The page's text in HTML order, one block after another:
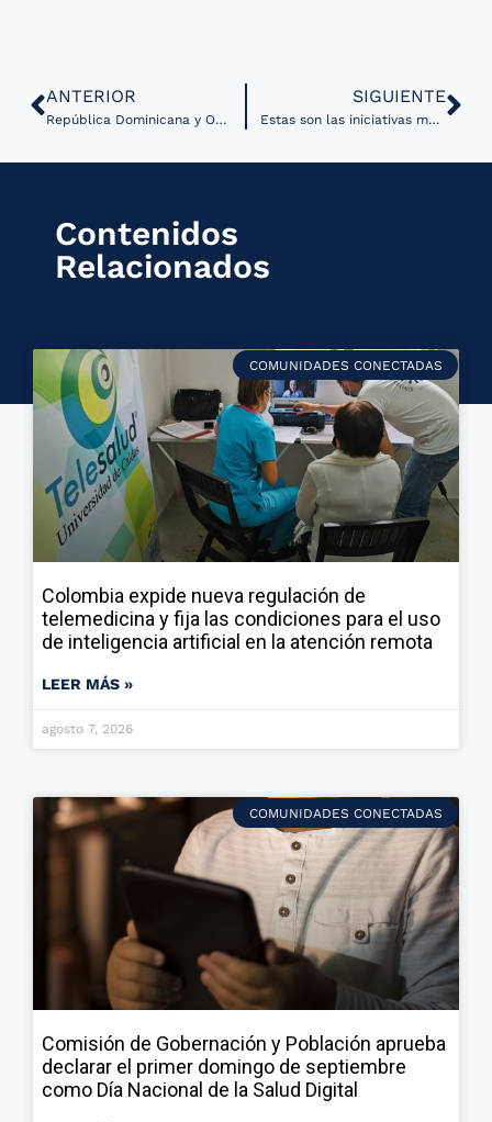
ANTERIOR
República Dominicana y OPS firman acuerdo para impulsar la Biblioteca Virtual de Salud
SIGUIENTE
Estas son las iniciativas más recientes de la Cámara de Diputados en materia de Salud Digital
Contenidos
Relacionados
COMUNIDADES CONECTADAS
Colombia expide nueva regulación de
telemedicina y fija las condiciones para el uso
de inteligencia artificial en la atención remota
LEER MÁS »
agosto 7, 2026
COMUNIDADES CONECTADAS
Comisión de Gobernación y Población aprueba
declarar el primer domingo de septiembre
como Día Nacional de la Salud Digital